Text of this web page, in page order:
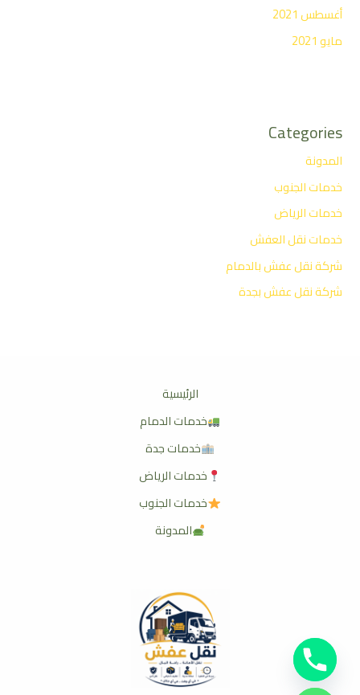
أغسطس 2021
مايو 2021
Categories
المدونة
خدمات الجنوب
خدمات الرياض
خدمات نقل العفش
شركة نقل عفش بالدمام
شركة نقل عفش بجدة
الرئيسية
خدمات الدمام
خدمات جدة
خدمات الرياض
خدمات الجنوب
المدونة